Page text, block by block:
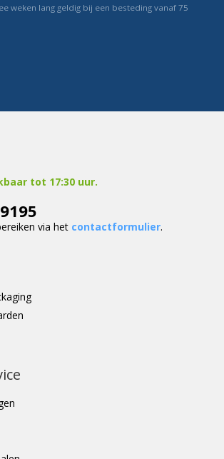
weken lang geldig bij een besteding vanaf 75
tot 17:30 uur.
via het contactformulier.